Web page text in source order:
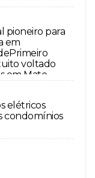
pioneiro para
em
voltado
em Mato
elétricos
condomínios